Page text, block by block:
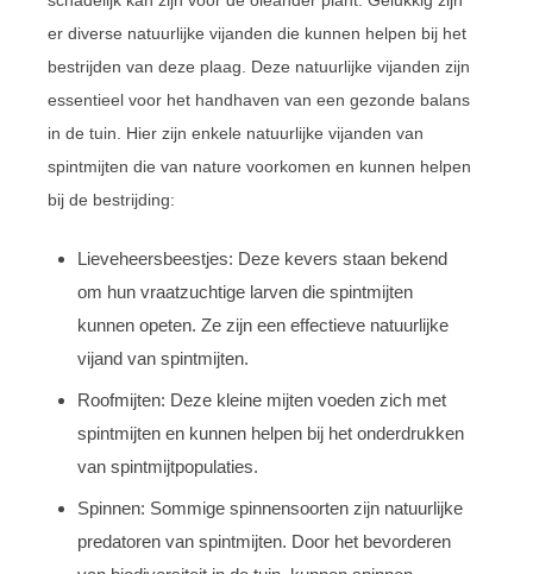
er diverse natuurlijke vijanden die kunnen helpen bij het
bestrijden van deze plaag. Deze natuurlijke vijanden zijn
essentieel voor het handhaven van een gezonde balans
in de tuin. Hier zijn enkele natuurlijke vijanden van
spintmijten die van nature voorkomen en kunnen helpen
bij de bestrijding:
Lieveheersbeestjes: Deze kevers staan bekend
om hun vraatzuchtige larven die spintmijten
kunnen opeten. Ze zijn een effectieve natuurlijke
vijand van spintmijten.
Roofmijten: Deze kleine mijten voeden zich met
spintmijten en kunnen helpen bij het onderdrukken
van spintmijtpopulaties.
Spinnen: Sommige spinnensoorten zijn natuurlijke
predatoren van spintmijten. Door het bevorderen